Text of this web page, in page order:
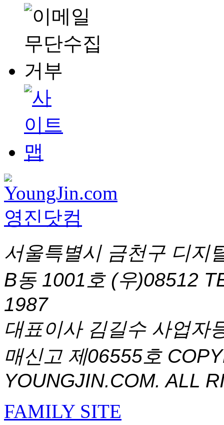
서울특별시 금천구 디지
B동 1001호 (우)08512
1987
대표이사 김길수 사업자
매신고 제06555호
YOUNGJIN.COM. ALL
FAMILY SITE